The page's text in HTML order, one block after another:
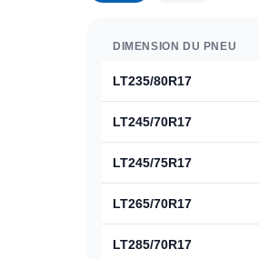
DIMENSION DU PNEU
LT235/80R17
LT245/70R17
LT245/75R17
LT265/70R17
LT285/70R17